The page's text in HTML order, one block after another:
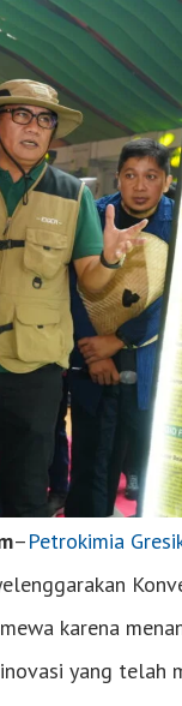
–Petrokimia
karena
yang telah